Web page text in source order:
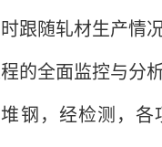
跟随轧材生产情
的全面监控与分
钢，经检测，